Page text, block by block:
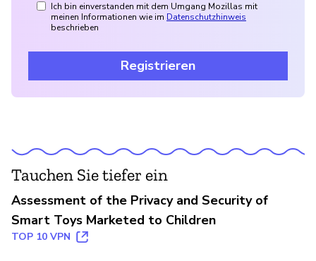
Ich bin einverstanden mit dem Umgang Mozillas mit
meinen Informationen wie im Datenschutzhinweis
beschrieben
Registrieren
Tauchen Sie tiefer ein
Assessment of the Privacy and Security of
Smart Toys Marketed to Children
TOP 10 VPN